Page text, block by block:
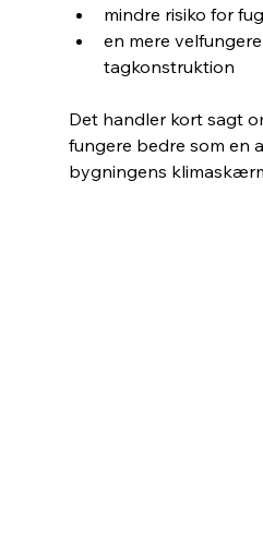
mindre risiko for
en mere
tagkonstruktion
Det handler kort sagt
fungere bedre som en
bygningens